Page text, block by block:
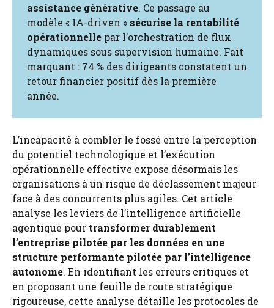
assistance générative. Ce passage au
modèle « IA-driven » sécurise la rentabilité
opérationnelle par l’orchestration de flux
dynamiques sous supervision humaine. Fait
marquant : 74 % des dirigeants constatent un
retour financier positif dès la première
année.
L’incapacité à combler le fossé entre la perception
du potentiel technologique et l’exécution
opérationnelle effective expose désormais les
organisations à un risque de déclassement majeur
face à des concurrents plus agiles. Cet article
analyse les leviers de l’intelligence artificielle
agentique pour transformer durablement
l’entreprise pilotée par les données en une
structure performante pilotée par l’intelligence
autonome. En identifiant les erreurs critiques et
en proposant une feuille de route stratégique
rigoureuse, cette analyse détaille les protocoles de